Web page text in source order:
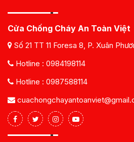
Cửa Chống Cháy An Toàn Việt
Số 21 TT 11 Foresa 8, P. Xuân
Hotline : 0984198114
Hotline : 0987588114